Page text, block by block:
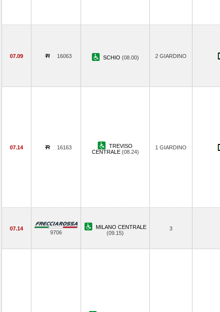
07.09 16063 SCHIO (08.00) 2 GIARDINO
07.14 16163
TREVISO
CENTRALE (08.24)
1 GIARDINO
07.14
9706
MILANO CENTRALE
(09.15)
3